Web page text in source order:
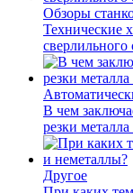
Обзоры
Технические
В чем
резки
Другое